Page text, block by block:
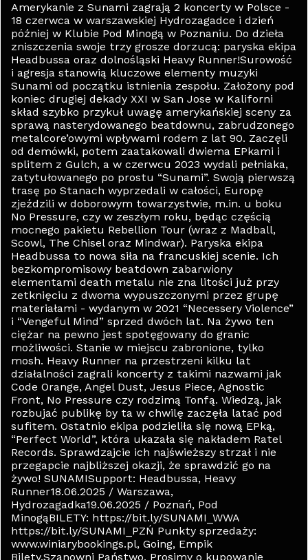
Amerykanie z Sunami zagrają 2 koncerty w Polsce -
18 czerwca w warszawskiej Hydrozagadce i dzień
później w Klubie Pod Minogą w Poznaniu. Do dzieła
zniszczenia swoje trzy grosze dorzucą: paryska ekipa
Headbussa oraz dolnośląski Heavy Runner!Surowość
i agresja stanowią kluczowe elementy muzyki
Sunami od początku istnienia zespołu. Założony pod
koniec drugiej dekady XXI w San Jose w Kaliforni
skład szybko przykuł uwagę amerykańskiej sceny za
sprawą nasterydowanego beatdownu, zabrudzonego
metalcore’owymi wpływami rodem z lat 90. Zaczęli
od demówki, potem zaatakowali dwiema EPkami i
splitem z Gulch, a w czerwcu 2023 wydali pełniaka,
zatytułowanego po prostu “Sunami”. Swoją pierwszą
trasę po Stanach wyprzedali w całości, Europę
zjeździli w doborowym towarzystwie, m.in. u boku
No Pressure, czy w zeszłym roku, będąc częścią
mocnego pakietu Rebellion Tour (wraz z Madball,
Scowl, The Chisel oraz Mindwar). Paryska ekipa
Headbussa to nowa siła na francuskiej scenie. Ich
bezkompromisowy beatdown zabarwiony
elementami death metalu nie zna litości już przy
zetknięciu z dwoma wypuszczonymi przez grupę
materiałami - wydanym w 2021 “Necessery Violence”
i “Vengeful Mind” sprzed dwóch lat. Na żywo ten
ciężar na pewno jest spotęgowany do granic
możliwości. Stanie w miejscu zabronione, tylko
mosh. Heavy Runner na przestrzeni kilku lat
działalności zagrali koncerty z takimi nazwami jak
Code Orange, Angel Dust, Jesus Piece, Agnostic
Front, No Pressure czy rodzimą Tonfą. Wiedzą, jak
rozbujać publikę by ta w chwilę zaczęła latać pod
sufitem. Ostatnio ekipa podzieliła się nową EPką,
“Perfect World”, która ukazała się nakładem Ratel
Records. Sprawdzajcie ich najświeższy strzał i nie
przegapcie najbliższej okazji, że sprawdzić go na
żywo! SUNAMISupport: Headbussa, Heavy
Runner18.06.2025 / Warszawa,
Hydrozagadka19.06.2025 / Poznań, Pod
MinogąBILETY: https://bit.ly/SUNAMI_WWA
https://bit.ly/SUNAMI_PZŃ Punkty sprzedaży:
www.winiarybookings.pl, Going, Empik
Bilety.Szanowni Państwo. Prosimy o kupowanie